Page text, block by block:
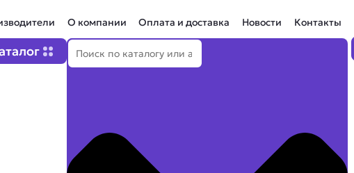
О компании Оплата и доставка Новости Контакты
Поиск
Open Каталог